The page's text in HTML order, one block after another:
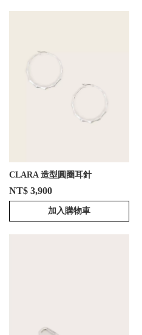
CLARA 造型圓圈耳針
NT$ 3,900
加入購物車